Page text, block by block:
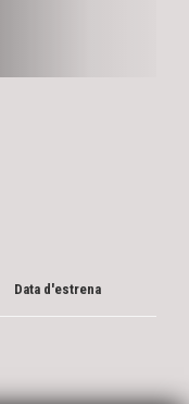
Data d'estrena